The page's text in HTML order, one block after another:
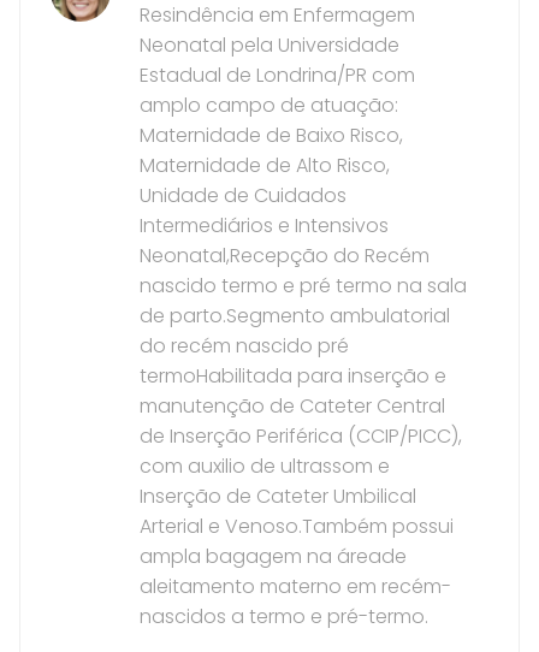
Resindência em Enfermagem
Neonatal pela Universidade
Estadual de Londrina/PR com
amplo campo de atuação:
Maternidade de Baixo Risco,
Maternidade de Alto Risco,
Unidade de Cuidados
Intermediários e Intensivos
Neonatal,Recepção do Recém
nascido termo e pré termo na sala
de parto.Segmento ambulatorial
do recém nascido pré
termoHabilitada para inserção e
manutenção de Cateter Central
de Inserção Periférica (CCIP/PICC),
com auxilio de ultrassom e
Inserção de Cateter Umbilical
Arterial e Venoso.Também possui
ampla bagagem na áreade
aleitamento materno em recém-
nascidos a termo e pré-termo.